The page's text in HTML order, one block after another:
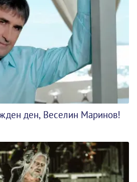
ден, Веселин Маринов!